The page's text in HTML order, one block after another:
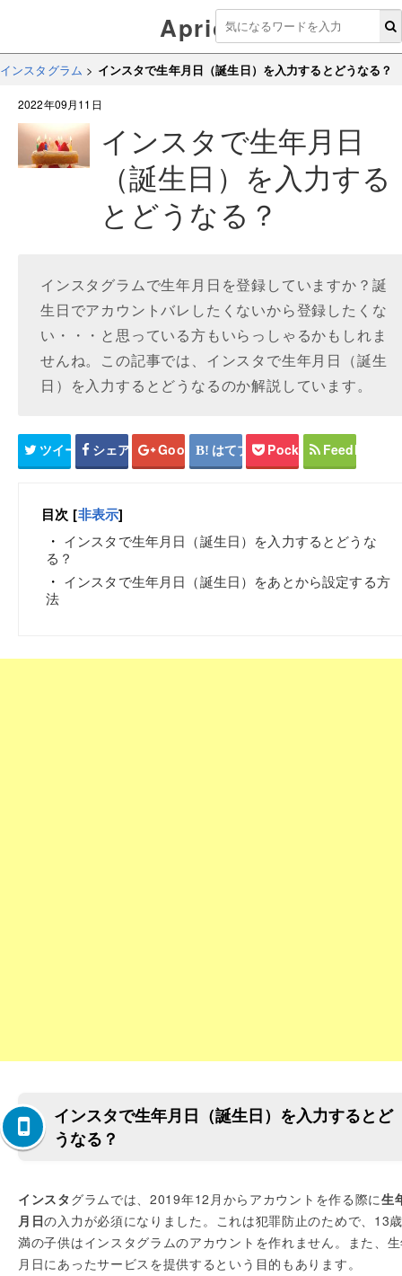
Aprico
インスタグラム > インスタで生年月日（誕生日）を入力するとどうなる？
2022年09月11日
インスタで生年月日
（誕生日）を入力する
とどうなる？
インスタグラムで生年月日を登録していますか？誕
生日でアカウントバレしたくないから登録したくな
い・・・と思っている方もいらっしゃるかもしれま
せんね。この記事では、インスタで生年月日（誕生
日）を入力するとどうなるのか解説しています。
ツイート シェア Google+ はてブ Pocket Feedly
目次 [非表示]
インスタで生年月日（誕生日）を入力するとどうな
る？
インスタで生年月日（誕生日）をあとから設定する方
法
インスタで生年月日（誕生日）を入力するとど
うなる？
インスタ グラムでは、2019年12月からアカウントを作る際に生
月日の入力が必須になりました。これは犯罪防止のためで、13
満の子供はインスタグラムのアカウントを作れません。また、
月日にあったサービスを提供するという目的もあります。